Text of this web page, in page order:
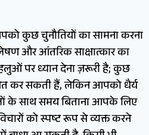
कुछ चुनौतियों का सामना करना
और आंतरिक साक्षात्कार का
पर ध्यान देना ज़रूरी है; कुछ
कर सकती हैं, लेकिन आपको धैर्य
के साथ समय बिताना आपके लिए
को स्पष्ट रूप से व्यक्त करने